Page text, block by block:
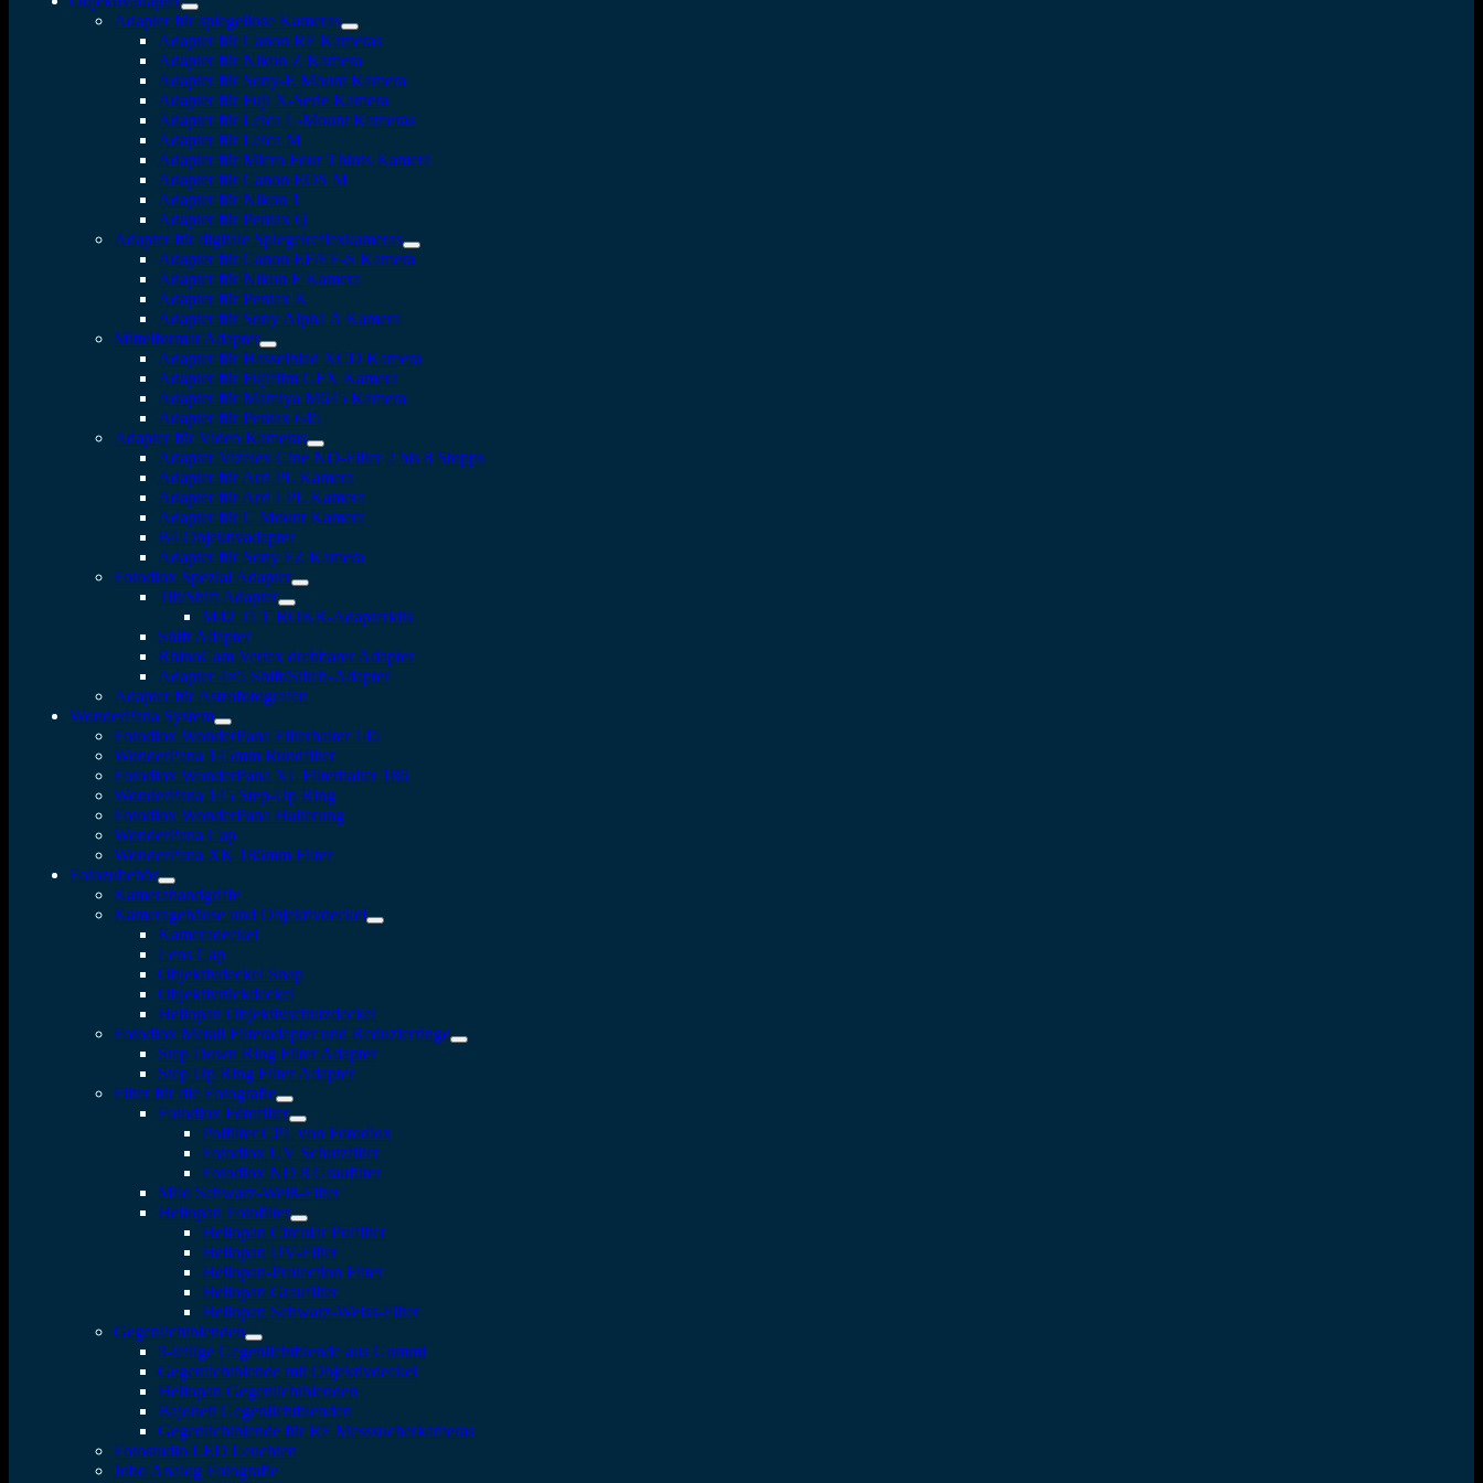
Adapter für spiegellose Kameras
Adapter für Canon RF Kameras
Adapter für Nikon Z Kamera
Adapter für Sony-E Mount Kamera
Adapter für Fuji X-Serie Kamera
Adapter für Leica L-Mount Kameras
Adapter für Leica M
Adapter für Micro Four Thirds Kamera
Adapter für Canon EOS M
Adapter für Nikon 1
Adapter für Pentax Q
Adapter für digitale Spiegelreflexkameras
Adapter für Canon EF/EF-S Kamera
Adapter für Nikon F Kamera
Adapter für Pentax K
Adapter für Sony Alpha A Kamera
Mittelformat Adapter
Adapter für Hasselblad XCD Kamera
Adapter für Fujifilm GFX Kamera
Adapter für Mamiya M645 Kamera
Adapter für Pentax 645
Adapter für Video Kameras
Adapter Vizelex Cine ND-Filter 2 bis 8 Stopps
Adapter für Arri PL Kamera
Adapter für Arri LPL Kamera
Adapter für C Mount Kamera
B4 Objektivadapter
Adapter für Sony FZ Kamera
Fotodiox Spezial Adapter
Tilt/Shift Adapter
M42 TLT ROKR-Adapterkits
Shift Adapter
RhinoCam Vertex drehbarer Adapter
Adapter 4×5 Shift/Stitch-Adapter
Adapter für Astrofotografen
WonderPana System
Fotodiox WonderPana Filterhalter 145
WonderPana 145mm Rundfilter
Fotodiox WonderPana XL Filterhalter 186
WonderPana 145 Step-Up Ring
Fotodiox WonderPana Halterung
WonderPana Cap
WonderPana XK 186mm Filter
Fotozubehör
Kamerahandgriffe
Kameragehäuse und Objektivdeckel
Kameradeckel
Lens Cap
Objektivdeckel Snap
Objektivrückdeckel
Heliopan Objektivschutzdeckel
Fotodiox Metall Filteradapter und Reduzierringe
Step Down Ring Filter Adapter
Step Up Ring Filter Adapter
Filter für die Fotografie
Fotodiox Fotofilter
Polfilter CPL von Fotodiox
Fotodiox UV Schutzfilter
Fotodiox ND 8 Graufilter
Milo Schwarz-Weiß-Filter
Heliopan Fotofilter
Heliopan Circular Polfilter
Heliopan UV-Filter
Heliopan-Protection Filter
Heliopan Graufilter
Heliopan Schwarz-Weiss-Filter
Gegenlichtblenden
3-teilige Gegenlichtblende aus Gummi
Gegenlichtblende mit Objektivdeckel
Heliopan Gegenlichtblenden
Bajonett Gegenlichtblenden
Gegenlichtblende für RF Messsucherkameras
Fotostudio LED Leuchten
Jobo Analog Fotografie